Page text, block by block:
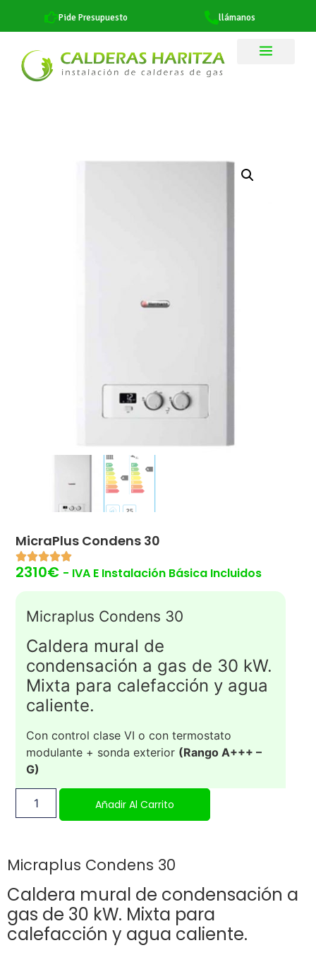
Pide Presupuesto llámanos
MicraPlus Condens 30
2310€ - IVA E Instalación Básica Incluidos
Micraplus Condens 30
Caldera mural de
condensación a gas de 30 kW.
Mixta para calefacción y agua
caliente.
Con control clase VI o con termostato
modulante + sonda exterior (Rango A+++ –
G)
Añadir Al Carrito
Micraplus Condens 30
Caldera mural de condensación a
gas de 30 kW. Mixta para
calefacción y agua caliente.